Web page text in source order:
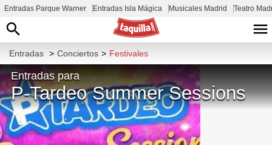
Entradas Parque Warner Entradas Isla Mágica Musicales Madrid Teatro
Entradas > Conciertos > Festivales
Entradas para
P-Tardeo Summer Sessions